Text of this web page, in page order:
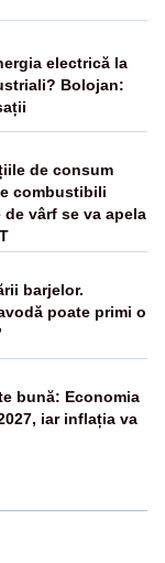
electrică la
Bolojan:
de consum
combustibili
vârf se va apela
barjelor.
poate primi o
bună: Economia
iar inflația va